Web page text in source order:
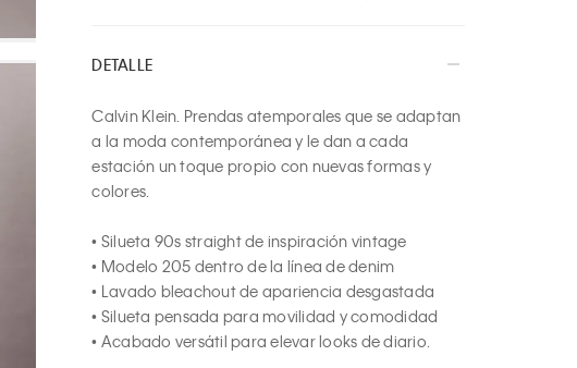
6
7
8
9
DETALLE
Calvin Klein. Prendas atemporales que se adaptan
a la moda contemporánea y le dan a cada
estación un toque propio con nuevas formas y
colores.
• Silueta 90s straight de inspiración vintage
• Modelo 205 dentro de la línea de denim
• Lavado bleachout de apariencia desgastada
• Silueta pensada para movilidad y comodidad
• Acabado versátil para elevar looks de diario.